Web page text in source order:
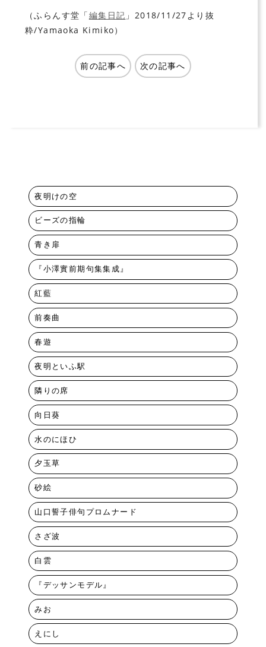
（ふらんす堂「編集日記 」2018/11/27より抜
粋/Yamaoka Kimiko）
前の記事へ 次の記事へ
夜明けの空
ビーズの指輪
青き扉
『小澤實前期句集集成』
紅藍
前奏曲
春遊
夜明といふ駅
隣りの席
向日葵
水のにほひ
夕玉草
砂絵
山口誓子俳句プロムナード
さざ波
白雲
『デッサンモデル』
みお
えにし